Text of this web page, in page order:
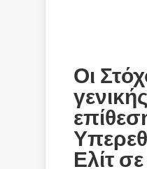
Οι
γενικής
Ελίτ